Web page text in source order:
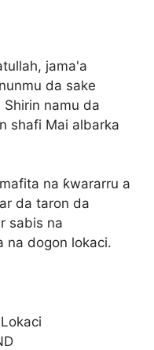
jama'a
da sake
namu da
shafi Mai albarka
na ƙwararru a
da taron da
sabis na
na dogon lokaci.